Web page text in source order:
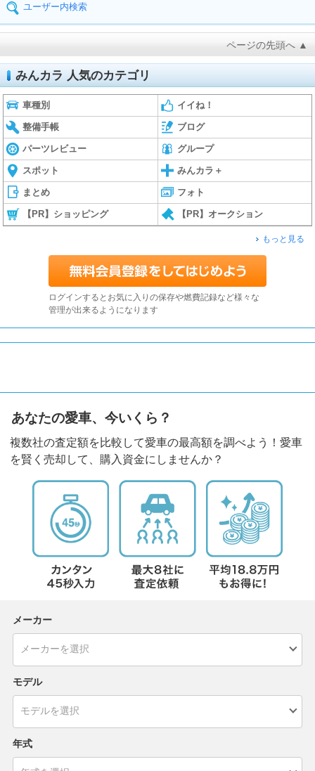
ユーザー内検索
ページの先頭へ ▲
みんカラ 人気のカテゴリ
車種別 イイね！
整備手帳 ブログ
パーツレビュー グループ
スポット みんカラ＋
まとめ フォト
【PR】ショッピング 【PR】オークション
もっと見る
ログインするとお気に入りの保存や燃費記録など様々な
管理が出来るようになります
あなたの愛車、今いくら？
複数社の査定額を比較して愛車の最高額を調べよう！愛車
を賢く売却して、購入資金にしませんか？
メーカー
モデル
年式